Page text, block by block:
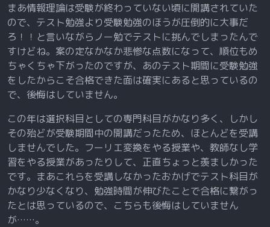
まあ情報理論は受験が終わっていない頃に開講されていた
ので、テスト勉強より受験勉強のほうが圧倒的に大事だ
ろ！！と言いながらノー勉でテストに挑んでしまったんで
すけどね。案の定なかなか悲惨な点数になって、順位もめ
ちゃくちゃ下がったのですが、あのテスト期間に受験勉強
をしたからこそ合格できた面は確実にあると思っているの
で、後悔はしていません。
この年は選択科目としての専門科目がかなり多く、しかし
その殆どが受験期間中の開講だったため、ほとんどを受講
しませんでした。フーリエ変換をやる授業や、教師なし学
習をやる授業があったりして、正直ちょっと羨ましかった
です。まあこれらを受講しなかったおかげでテスト科目が
かなり少なくなり、勉強時間が伸びたことで合格に繋がっ
たとは思っているので、こちらも後悔はしていません
が……。